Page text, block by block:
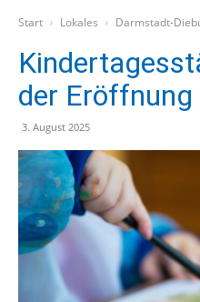
Start Lokales Darmstadt-
der Eröffnung
3. August 2025